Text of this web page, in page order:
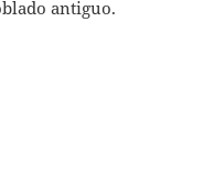
antiguo.